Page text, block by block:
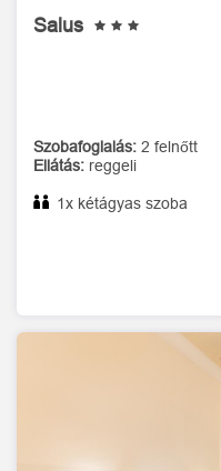
Salus
Szobafoglalás: 2 felnőtt
Ellátás: reggeli
1x kétágyas szoba